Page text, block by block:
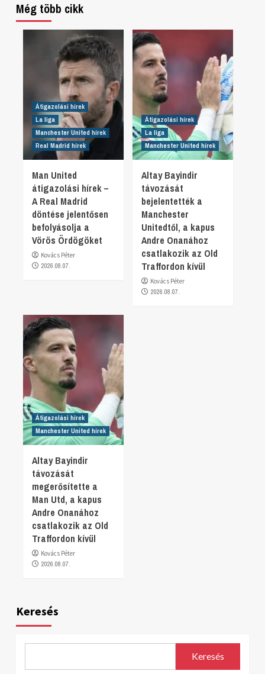
Még több cikk
Átigazolási hírek
La liga
Manchester United hírek
Real Madrid hírek
Man United
átigazolási hírek –
A Real Madrid
döntése jelentősen
befolyásolja a
Vörös Ördögöket
Kovács Péter
2026.08.07.
Átigazolási hírek
La liga
Manchester United hírek
Altay Bayindir
távozását
bejelentették a
Manchester
Unitedtől, a kapus
Andre Onanához
csatlakozik az Old
Traffordon kívül
Kovács Péter
2026.08.07.
Átigazolási hírek
Manchester United hírek
Altay Bayindir
távozását
megerősítette a
Man Utd, a kapus
Andre Onanához
csatlakozik az Old
Traffordon kívül
Kovács Péter
2026.08.07.
Keresés
Keresés